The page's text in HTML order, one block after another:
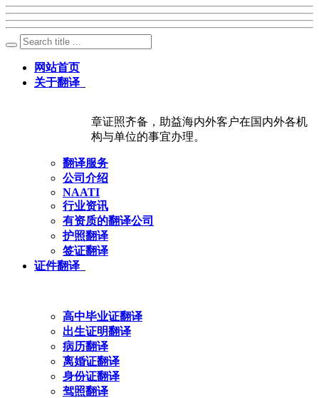
网站首页
关于翻译
章证照齐备，助益海内外客户在国内外各机
构与单位的事宜办理。
翻译服务
公司介绍
NAATI
行业资讯
有资质的翻译公司
护照翻译
签证翻译
证件翻译
高中毕业证翻译
出生证明翻译
病历翻译
离婚证翻译
身份证翻译
驾照翻译